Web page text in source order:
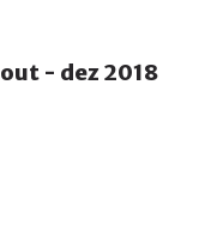
out - dez2018